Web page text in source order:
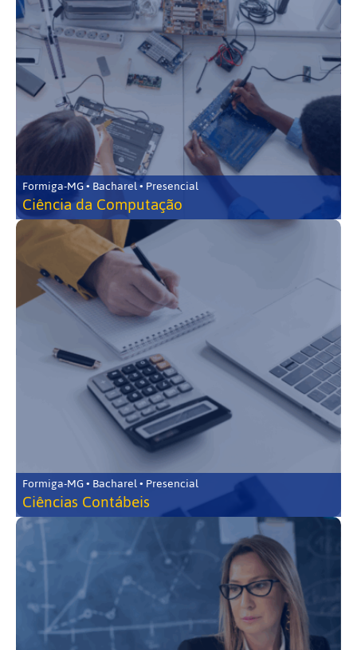
Formiga-MG • Bacharel • Presencial
Ciência da Computação
Formiga-MG • Bacharel • Presencial
Ciências Contábeis